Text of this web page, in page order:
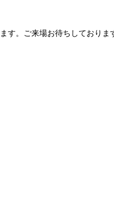
す。ご来場お待ちしておりま